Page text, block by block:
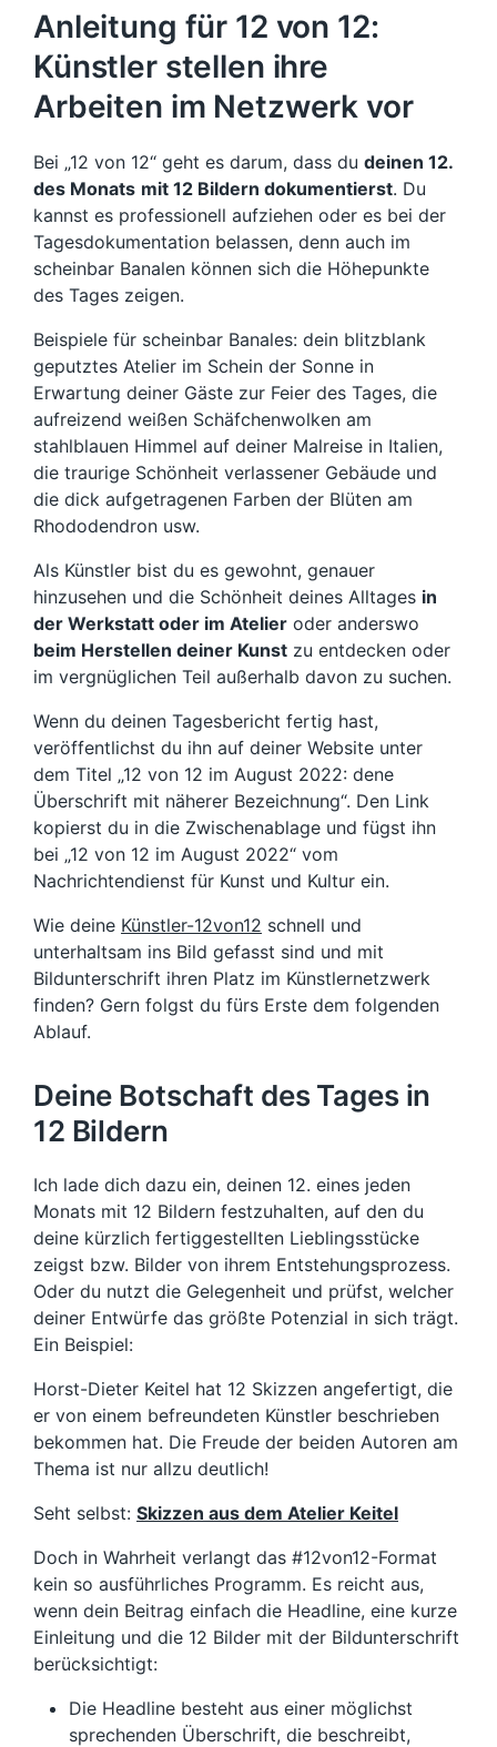
Anleitung für 12 von 12:
Künstler stellen ihre
Arbeiten im Netzwerk vor
Bei „12 von 12“ geht es darum, dass du deinen 12.
des Monats mit 12 Bildern dokumentierst. Du
kannst es professionell aufziehen oder es bei der
Tagesdokumentation belassen, denn auch im
scheinbar Banalen können sich die Höhepunkte
des Tages zeigen.
Beispiele für scheinbar Banales: dein blitzblank
geputztes Atelier im Schein der Sonne in
Erwartung deiner Gäste zur Feier des Tages, die
aufreizend weißen Schäfchenwolken am
stahlblauen Himmel auf deiner Malreise in Italien,
die traurige Schönheit verlassener Gebäude und
die dick aufgetragenen Farben der Blüten am
Rhododendron usw.
Als Künstler bist du es gewohnt, genauer
hinzusehen und die Schönheit deines Alltages in
der Werkstatt oder im Atelier oder anderswo
beim Herstellen deiner Kunst zu entdecken oder
im vergnüglichen Teil außerhalb davon zu suchen.
Wenn du deinen Tagesbericht fertig hast,
veröffentlichst du ihn auf deiner Website unter
dem Titel „12 von 12 im August 2022: dene
Überschrift mit näherer Bezeichnung“. Den Link
kopierst du in die Zwischenablage und fügst ihn
bei „12 von 12 im August 2022“ vom
Nachrichtendienst für Kunst und Kultur ein.
Wie deine Künstler-12von12 schnell und
unterhaltsam ins Bild gefasst sind und mit
Bildunterschrift ihren Platz im Künstlernetzwerk
finden? Gern folgst du fürs Erste dem folgenden
Ablauf.
Deine Botschaft des Tages in
12 Bildern
Ich lade dich dazu ein, deinen 12. eines jeden
Monats mit 12 Bildern festzuhalten, auf den du
deine kürzlich fertiggestellten Lieblingsstücke
zeigst bzw. Bilder von ihrem Entstehungsprozess.
Oder du nutzt die Gelegenheit und prüfst, welcher
deiner Entwürfe das größte Potenzial in sich trägt.
Ein Beispiel:
Horst-Dieter Keitel hat 12 Skizzen angefertigt, die
er von einem befreundeten Künstler beschrieben
bekommen hat. Die Freude der beiden Autoren am
Thema ist nur allzu deutlich!
Seht selbst: Skizzen aus dem Atelier Keitel
Doch in Wahrheit verlangt das #12von12-Format
kein so ausführliches Programm. Es reicht aus,
wenn dein Beitrag einfach die Headline, eine kurze
Einleitung und die 12 Bilder mit der Bildunterschrift
berücksichtigt:
Die Headline besteht aus einer möglichst
sprechenden Überschrift, die beschreibt,